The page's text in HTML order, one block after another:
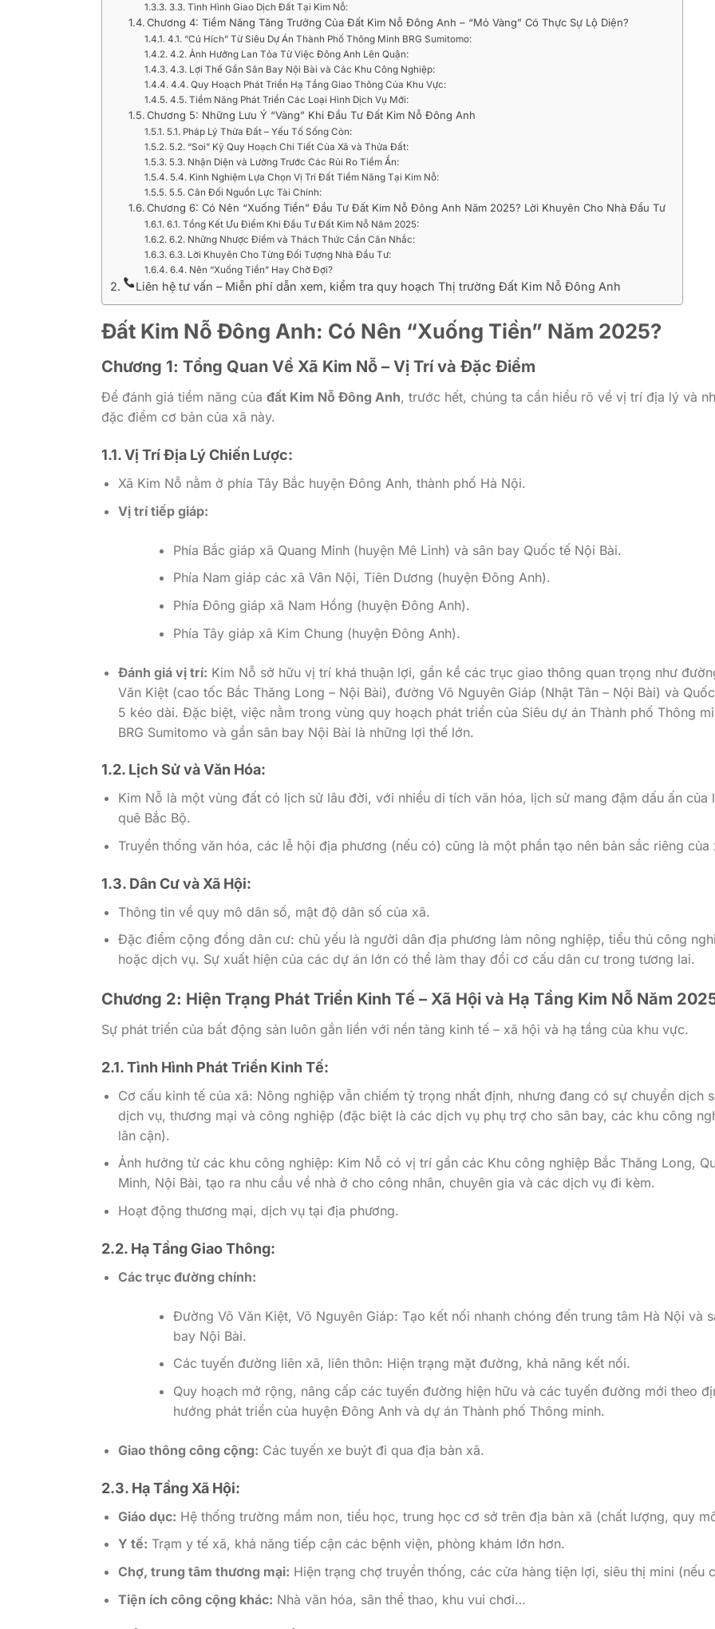
3.3. Tình Hình Giao Dịch Đất Tại Kim Nỗ:
Chương 4: Tiềm Năng Tăng Trưởng Của Đất Kim Nỗ Đông Anh – “Mỏ Vàng” Có Thực Sự Lộ Diện?
4.1. “Cú Hích” Từ Siêu Dự Án Thành Phố Thông Minh BRG Sumitomo:
4.2. Ảnh Hưởng Lan Tỏa Từ Việc Đông Anh Lên Quận:
4.3. Lợi Thế Gần Sân Bay Nội Bài và Các Khu Công Nghiệp:
4.4. Quy Hoạch Phát Triển Hạ Tầng Giao Thông Của Khu Vực:
4.5. Tiềm Năng Phát Triển Các Loại Hình Dịch Vụ Mới:
Chương 5: Những Lưu Ý “Vàng” Khi Đầu Tư Đất Kim Nỗ Đông Anh
5.1. Pháp Lý Thửa Đất – Yếu Tố Sống Còn:
5.2. “Soi” Kỹ Quy Hoạch Chi Tiết Của Xã và Thửa Đất:
5.3. Nhận Diện và Lường Trước Các Rủi Ro Tiềm Ẩn:
5.4. Kinh Nghiệm Lựa Chọn Vị Trí Đất Tiềm Năng Tại Kim Nỗ:
5.5. Cân Đối Nguồn Lực Tài Chính:
Chương 6: Có Nên “Xuống Tiền” Đầu Tư Đất Kim Nỗ Đông Anh Năm 2025? Lời Khuyên Cho Nhà Đầu Tư
6.1. Tổng Kết Ưu Điểm Khi Đầu Tư Đất Kim Nỗ Năm 2025:
6.2. Những Nhược Điểm và Thách Thức Cần Cân Nhắc:
6.3. Lời Khuyên Cho Từng Đối Tượng Nhà Đầu Tư:
6.4. Nên “Xuống Tiền” Hay Chờ Đợi?
Liên hệ tư vấn – Miễn phí dẫn xem, kiểm tra quy hoạch Thị trường Đất Kim Nỗ Đông Anh
Đất Kim Nỗ Đông Anh: Có Nên “Xuống Tiền” Năm 2025?
Chương 1: Tổng Quan Về Xã Kim Nỗ – Vị Trí và Đặc Điểm
Để đánh giá tiềm năng của đất Kim Nỗ Đông Anh, trước hết, chúng ta cần hiểu rõ về vị trí địa lý và
đặc điểm cơ bản của xã này.
1.1. Vị Trí Địa Lý Chiến Lược:
Xã Kim Nỗ nằm ở phía Tây Bắc huyện Đông Anh, thành phố Hà Nội.
Vị trí tiếp giáp:
Phía Bắc giáp xã Quang Minh (huyện Mê Linh) và sân bay Quốc tế Nội Bài.
Phía Nam giáp các xã Vân Nội, Tiên Dương (huyện Đông Anh).
Phía Đông giáp xã Nam Hồng (huyện Đông Anh).
Phía Tây giáp xã Kim Chung (huyện Đông Anh).
Đánh giá vị trí: Kim Nỗ sở hữu vị trí khá thuận lợi, gần kề các trục giao thông quan trọng như
Văn Kiệt (cao tốc Bắc Thăng Long – Nội Bài), đường Võ Nguyên Giáp (Nhật Tân – Nội Bài) và
5 kéo dài. Đặc biệt, việc nằm trong vùng quy hoạch phát triển của Siêu dự án Thành phố Thông
BRG Sumitomo và gần sân bay Nội Bài là những lợi thế lớn.
1.2. Lịch Sử và Văn Hóa:
Kim Nỗ là một vùng đất có lịch sử lâu đời, với nhiều di tích văn hóa, lịch sử mang đậm dấu ấn của
quê Bắc Bộ.
Truyền thống văn hóa, các lễ hội địa phương (nếu có) cũng là một phần tạo nên bản sắc riêng của
1.3. Dân Cư và Xã Hội:
Thông tin về quy mô dân số, mật độ dân số của xã.
Đặc điểm cộng đồng dân cư: chủ yếu là người dân địa phương làm nông nghiệp, tiểu thủ công
hoặc dịch vụ. Sự xuất hiện của các dự án lớn có thể làm thay đổi cơ cấu dân cư trong tương lai.
Chương 2: Hiện Trạng Phát Triển Kinh Tế – Xã Hội và Hạ Tầng Kim Nỗ Năm
Sự phát triển của bất động sản luôn gắn liền với nền tảng kinh tế – xã hội và hạ tầng của khu vực.
2.1. Tình Hình Phát Triển Kinh Tế:
Cơ cấu kinh tế của xã: Nông nghiệp vẫn chiếm tỷ trọng nhất định, nhưng đang có sự chuyển dịch
dịch vụ, thương mại và công nghiệp (đặc biệt là các dịch vụ phụ trợ cho sân bay, các khu công
lân cận).
Ảnh hưởng từ các khu công nghiệp: Kim Nỗ có vị trí gần các Khu công nghiệp Bắc Thăng Long,
Minh, Nội Bài, tạo ra nhu cầu về nhà ở cho công nhân, chuyên gia và các dịch vụ đi kèm.
Hoạt động thương mại, dịch vụ tại địa phương.
2.2. Hạ Tầng Giao Thông:
Các trục đường chính:
Đường Võ Văn Kiệt, Võ Nguyên Giáp: Tạo kết nối nhanh chóng đến trung tâm Hà Nội và
bay Nội Bài.
Các tuyến đường liên xã, liên thôn: Hiện trạng mặt đường, khả năng kết nối.
Quy hoạch mở rộng, nâng cấp các tuyến đường hiện hữu và các tuyến đường mới theo
hướng phát triển của huyện Đông Anh và dự án Thành phố Thông minh.
Giao thông công cộng: Các tuyến xe buýt đi qua địa bàn xã.
2.3. Hạ Tầng Xã Hội:
Giáo dục: Hệ thống trường mầm non, tiểu học, trung học cơ sở trên địa bàn xã (chất lượng, quy
Y tế: Trạm y tế xã, khả năng tiếp cận các bệnh viện, phòng khám lớn hơn.
Chợ, trung tâm thương mại: Hiện trạng chợ truyền thống, các cửa hàng tiện lợi, siêu thị mini (nếu
Tiện ích công cộng khác: Nhà văn hóa, sân thể thao, khu vui chơi…